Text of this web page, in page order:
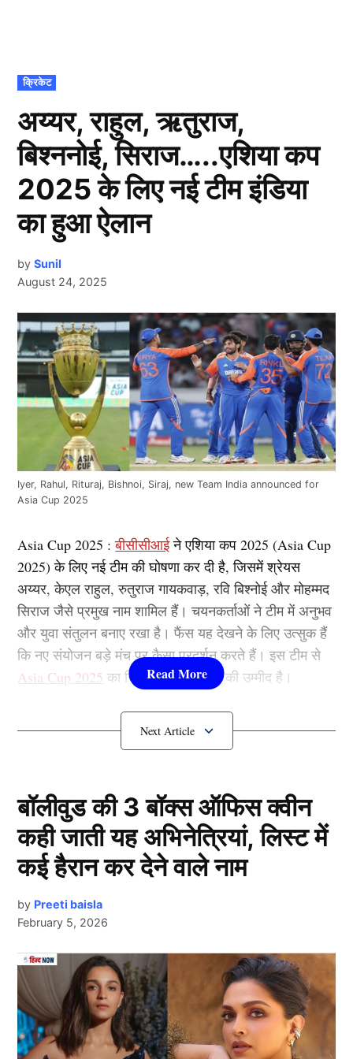
POSTED
IN
क्रिकेट
अय्यर, राहुल, ऋतुराज,
बिश्ननोई, सिराज…..एशिया कप
2025 के लिए नई टीम इंडिया
का हुआ ऐलान
by Sunil
August 24, 2025
Iyer, Rahul, Rituraj, Bishnoi, Siraj, new Team India announced for
Asia Cup 2025
Asia Cup 2025 :बीसीसीआईने एशिया कप 2025 (Asia Cup
2025) के लिए नई टीम की घोषणा कर दी है, जिसमें श्रेयस
अय्यर, केएल राहुल, रुतुराज गायकवाड़, रवि बिश्नोई और मोहम्मद
सिराज जैसे प्रमुख नाम शामिल हैं। चयनकर्ताओं ने टीम में अनुभव
और युवा संतुलन बनाए रखा है। फैंस यह देखने के लिए उत्सुक हैं
कि नए संयोजन बड़े मंच पर कैसा प्रदर्शन करते हैं। इस टीम से
Asia Cup 2025 का खिताब हासिल करने की उम्मीद है।
Asia Cup 2025 के लिए श्रेयस को टीम
इंडिया की कमान
एशिया कप 2025 (Asia Cup 2025) के लिए चयनित इस टीम में
युवा जोश और अनुभव का शानदार मिश्रण है। बेहतरीन फॉर्म में
चल रहे युवा बल्लेबाजश्रेयस अय्यर (Shreyas Iyer)
को टीम
इंडिया की कमान सौंपी गई है।
Next Article
बॉलीवुड की 3 बॉक्स ऑफिस क्वीन
कही जाती यह अभिनेत्रियां, लिस्ट में
कई हैरान कर देने वाले नाम
by Preeti baisla
February 5, 2026